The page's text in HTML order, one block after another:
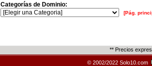
Categorías de Dominio:
[Pág.
** Precios
© 2002/2022 Solo10.com